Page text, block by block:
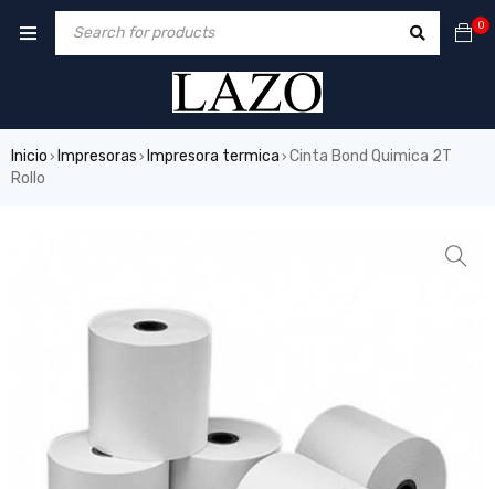
0
Inicio › Impresoras › Impresora termica › Cinta Bond Quimica 2T
Rollo